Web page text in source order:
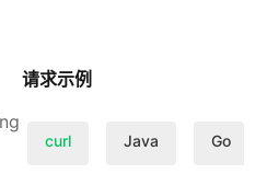
请求示例
curl Java Go